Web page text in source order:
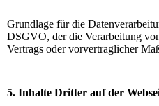
Grundlage für die
DSGVO, der die Verarbeitung
Vertrags oder vorvertraglicher
5. Inhalte Dritter auf der